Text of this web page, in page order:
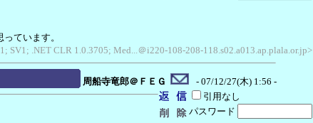
ています。
SV1; .NET CLR 1.0.3705; Med...＠i220-108-208-118.s02.a013.ap.plala.or.jp>
周船寺竜郎＠ＦＥＧ
- 07/12/27(木) 1:56 -
引用なし
パスワード